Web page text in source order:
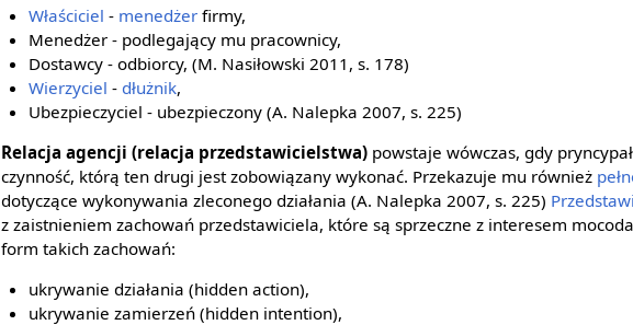
Właściciel - menedżerfirmy,
Menedżer - podlegający mu pracownicy,
Dostawcy - odbiorcy, (M. Nasiłowski 2011, s. 178)
Wierzyciel - dłużnik,
Ubezpieczyciel - ubezpieczony (A. Nalepka 2007, s. 225)
Relacja agencji (relacja przedstawicielstwa) powstaje wówczas, gdy
czynność, którą ten drugi jest zobowiązany wykonać. Przekazuje mu również
dotyczące wykonywania zleconego działania (A. Nalepka 2007, s. 225)
z zaistnieniem zachowań przedstawiciela, które są sprzeczne z interesem
form takich zachowań:
ukrywanie działania (hidden action),
ukrywanie zamierzeń (hidden intention),